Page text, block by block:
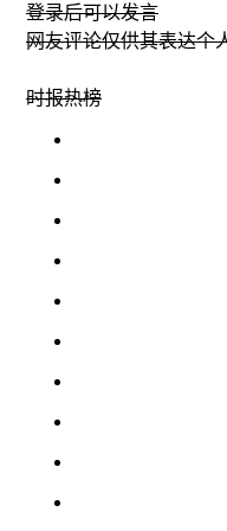
登录后可以发言
网友评论仅供其表达个
时报热榜